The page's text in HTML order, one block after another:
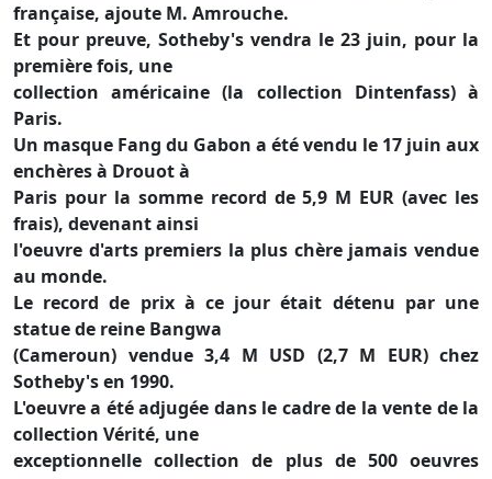
française, ajoute M. Amrouche.
Et pour preuve, Sotheby's vendra le 23 juin, pour la
première fois, une
collection américaine (la collection Dintenfass) à
Paris.
Un masque Fang du Gabon a été vendu le 17 juin aux
enchères à Drouot à
Paris pour la somme record de 5,9 M EUR (avec les
frais), devenant ainsi
l'oeuvre d'arts premiers la plus chère jamais vendue
au monde.
Le record de prix à ce jour était détenu par une
statue de reine Bangwa
(Cameroun) vendue 3,4 M USD (2,7 M EUR) chez
Sotheby's en 1990.
L'oeuvre a été adjugée dans le cadre de la vente de la
collection Vérité, une
exceptionnelle collection de plus de 500 oeuvres